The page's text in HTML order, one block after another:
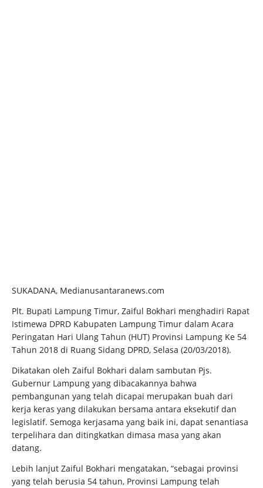
SUKADANA, Medianusantaranews.com
Plt. Bupati Lampung Timur, Zaiful Bokhari menghadiri Rapat
Istimewa DPRD Kabupaten Lampung Timur dalam Acara
Peringatan Hari Ulang Tahun (HUT) Provinsi Lampung Ke 54
Tahun 2018 di Ruang Sidang DPRD, Selasa (20/03/2018).
Dikatakan oleh Zaiful Bokhari dalam sambutan Pjs.
Gubernur Lampung yang dibacakannya bahwa
pembangunan yang telah dicapai merupakan buah dari
kerja keras yang dilakukan bersama antara eksekutif dan
legislatif. Semoga kerjasama yang baik ini, dapat senantiasa
terpelihara dan ditingkatkan dimasa masa yang akan
datang.
Lebih lanjut Zaiful Bokhari mengatakan, “sebagai provinsi
yang telah berusia 54 tahun, Provinsi Lampung telah